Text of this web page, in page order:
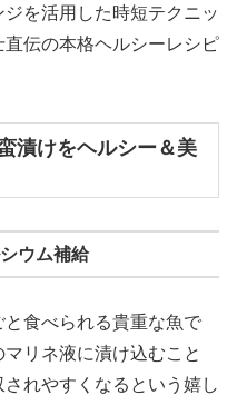
を活用した時短テクニッ
伝の本格ヘルシーレシピ
漬けをヘルシー＆美
ウム補給
食べられる貴重な魚で
リネ液に漬け込むこと
れやすくなるという嬉し